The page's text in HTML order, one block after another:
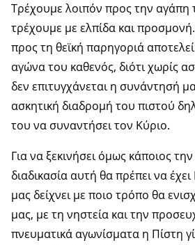
Τρέχουμε λοιπόν προς την αγάπη
τρέχουμε με ελπίδα και
προς τη θεϊκή παρηγοριά
αγώνα του καθενός, διότι χωρίς
δεν επιτυγχάνεται η συνάντησή
ασκητική διαδρομή του πιστού
του να συναντήσει τον Κύριο.
Για να ξεκινήσει όμως κάποιος
διαδικασία αυτή θα πρέπει να
μας δείχνει με ποιο τρόπο θα
μας, με τη νηστεία και την
πνευματικά αγωνίσματα η Πίστη